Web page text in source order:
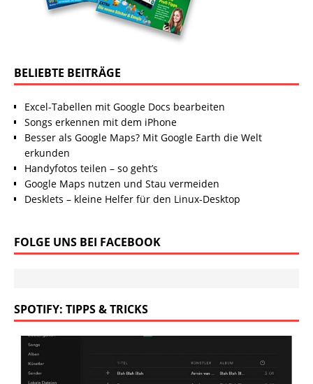
BELIEBTE BEITRÄGE
Excel-Tabellen mit Google Docs bearbeiten
Songs erkennen mit dem iPhone
Besser als Google Maps? Mit Google Earth die Welt
erkunden
Handyfotos teilen – so geht’s
Google Maps nutzen und Stau vermeiden
Desklets – kleine Helfer für den Linux-Desktop
FOLGE UNS BEI FACEBOOK
SPOTIFY: TIPPS & TRICKS